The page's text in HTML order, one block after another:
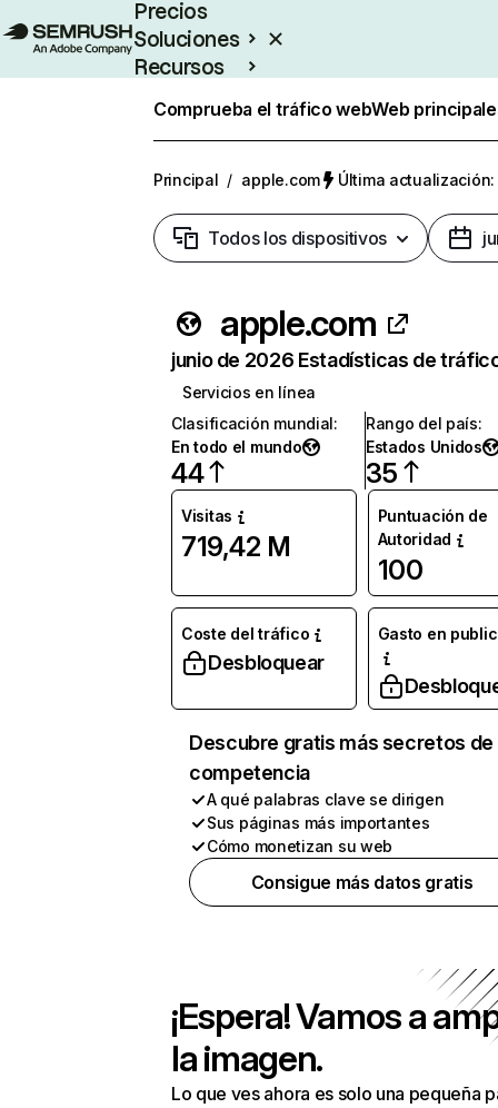
Precios
Soluciones
Recursos
Comprueba el tráfico webWeb
Principal / apple.com Última
Todos los dispositivos
apple.com
junio de 2026 Estadísticas de
Servicios en línea
Clasificación mundial:
En todo el mundo
44
Rango del país:
Estados Unidos
35
Visitas
719,42 M
Puntuación de
Autoridad
100
Coste del tráfico
Desbloquear
Gasto en
Descubre gratis más secretos de
competencia
A qué palabras clave se dirigen
Sus páginas más importantes
Cómo monetizan su web
Consigue más datos gratis
¡Espera! Vamos a
la imagen.
Lo que ves ahora es solo una pequeña